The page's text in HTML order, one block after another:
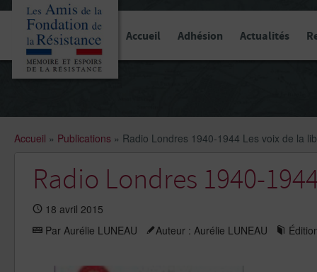
Accueil Adhésion Actualités
Accueil » Publications » Radio Londres 1940-1944 Les voix de la
Radio Londres 1940-
18 avril 2015
Par Aurélie LUNEAU
Auteur : Aurélie LUNEAU
Panneau de gestion des cookies